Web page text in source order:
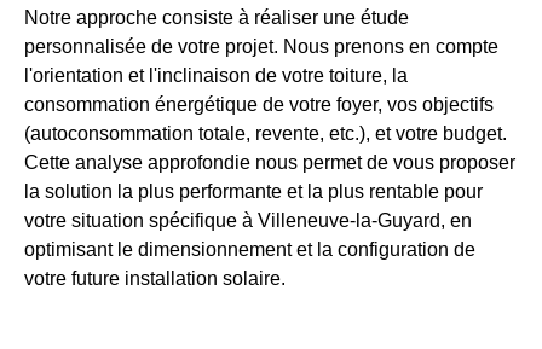
Notre approche consiste à réaliser une étude
personnalisée de votre projet. Nous prenons en compte
l'orientation et l'inclinaison de votre toiture, la
consommation énergétique de votre foyer, vos objectifs
(autoconsommation totale, revente, etc.), et votre budget.
Cette analyse approfondie nous permet de vous proposer
la solution la plus performante et la plus rentable pour
votre situation spécifique à Villeneuve-la-Guyard, en
optimisant le dimensionnement et la configuration de
votre future installation solaire.